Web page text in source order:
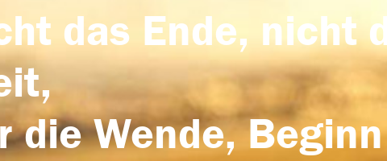
das Ende, nicht
die Wende,